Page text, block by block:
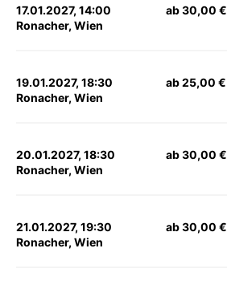
17.01.2027, 14:00
Ronacher, Wien
ab 30,00 €
19.01.2027, 18:30
Ronacher, Wien
ab 25,00 €
20.01.2027, 18:30
Ronacher, Wien
ab 30,00 €
21.01.2027, 19:30
Ronacher, Wien
ab 30,00 €